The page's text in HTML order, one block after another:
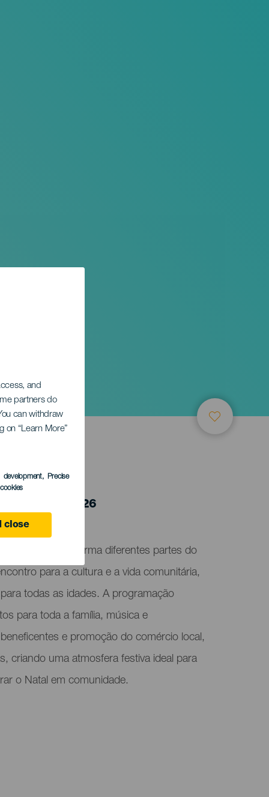
and
partners do
can withdraw
on “Learn More”
development, Precise
close
6 January 2026
natalino transforma diferentes partes do
para a cultura e a vida comunitária,
todas as idades. A programação
para toda a família, música e
e promoção do comércio local,
criando uma atmosfera festiva ideal para
o Natal em comunidade.